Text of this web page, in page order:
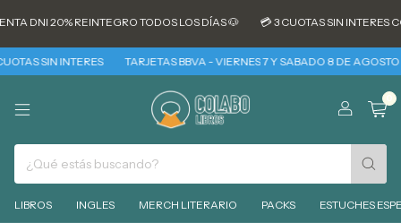
DNI 20% REINTEGRO TODOS LOS DÍAS 🐶 💳 3 CUOTAS SIN INTERES
SIN INTERES TARJETAS BBVA - VIERNES 7 Y SABADO 8 DE AGOSTO
LIBROS INGLES MERCH LITERARIO PACKS ESTUCHES